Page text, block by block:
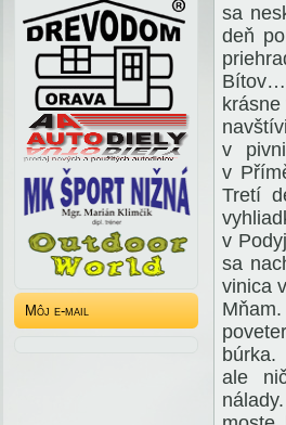
Môj e-mail
sa
deň
v
v
Tretí
v
sa
vinica
búrka.
ale